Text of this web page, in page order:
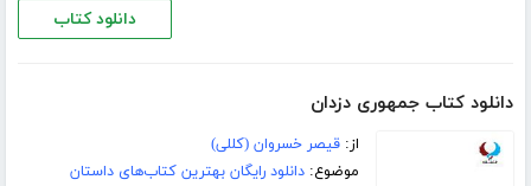
دانلود کتاب
دانلود کتاب جمهوری دزدان
از:قیصر خسروان (کللی)
موضوع:دانلود رایگان بهترین کتاب‌های داستان